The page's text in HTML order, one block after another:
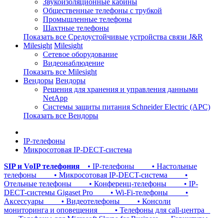
Звукоизоляционные кабины
Общественные телефоны с трубкой
Промышленные телефоны
Шахтные телефоны
Показать все Средоустойчивые устройства связи J&R
Milesight Milesight
Сетевое оборудование
Видеонаблюдение
Показать все Milesight
Вендоры Вендоры
Решения для хранения и управления данными
NetApp
Системы защиты питания Schneider Electric (APC)
Показать все Вендоры
IP-телефоны
Микросотовая IP-DECT-система
SIP и VoIP телефония
• IP-телефоны
• Настольные
телефоны
• Микросотовая IP-DECT-система
•
Отельные телефоны
• Конференц-телефоны
• IP-
DECT-системы Gigaset Pro
• Wi-Fi-телефоны
•
Аксессуары
• Видеотелефоны
• Консоли
мониторинга и оповещения
• Телефоны для call-центра